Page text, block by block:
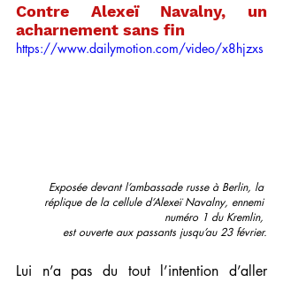
Contre Alexeï Navalny, un
acharnement sans fin
https://www.dailymotion.com/video/x8hjzxs
Exposée devant l’ambassade russe à Berlin, la
réplique de la cellule d’Alexeï Navalny, ennemi
numéro 1 du Kremlin,
est ouverte aux passants jusqu’au 23 février.
Lui n’a pas du tout l’intention d’aller